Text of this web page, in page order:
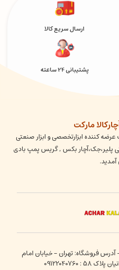
ارسال سریع کالا
پشتیبانی 24 ساعته
مارکت
عرضه کننده ابزارتخصصی و ابزار صنعتی
پلیر،جک،آچار بکس , گریس پمپ بادی
فروشگاه: تهران - خیابان امام
09122040760